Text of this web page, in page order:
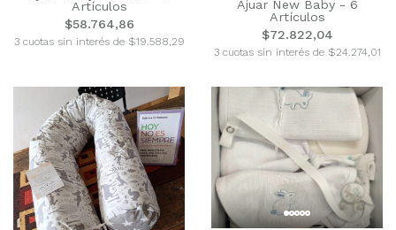
Artículos
$58.764,86
3 cuotas sin interés de $19.588,29
Ajuar New Baby - 6
Artículos
$72.822,04
3 cuotas sin interés de $24.274,01